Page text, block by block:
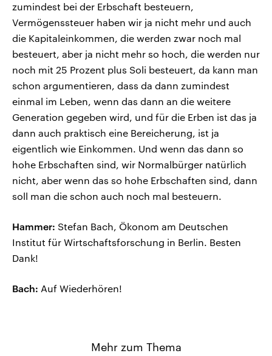
zumindest bei der Erbschaft besteuern,
Vermögenssteuer haben wir ja nicht mehr und auch
die Kapitaleinkommen, die werden zwar noch mal
besteuert, aber ja nicht mehr so hoch, die werden nur
noch mit 25 Prozent plus Soli besteuert, da kann man
schon argumentieren, dass da dann zumindest
einmal im Leben, wenn das dann an die weitere
Generation gegeben wird, und für die Erben ist das ja
dann auch praktisch eine Bereicherung, ist ja
eigentlich wie Einkommen. Und wenn das dann so
hohe Erbschaften sind, wir Normalbürger natürlich
nicht, aber wenn das so hohe Erbschaften sind, dann
soll man die schon auch noch mal besteuern.
Hammer: Stefan Bach, Ökonom am Deutschen
Institut für Wirtschaftsforschung in Berlin. Besten
Dank!
Bach: Auf Wiederhören!
Mehr zum Thema